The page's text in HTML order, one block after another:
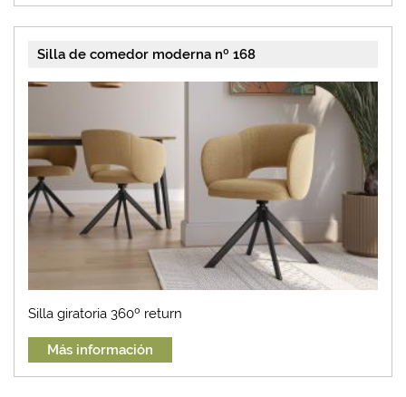
Silla de comedor moderna nº 168
Silla giratoria 360º return
Más información